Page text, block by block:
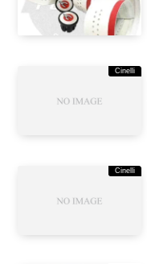
Cinelli
Cinelli